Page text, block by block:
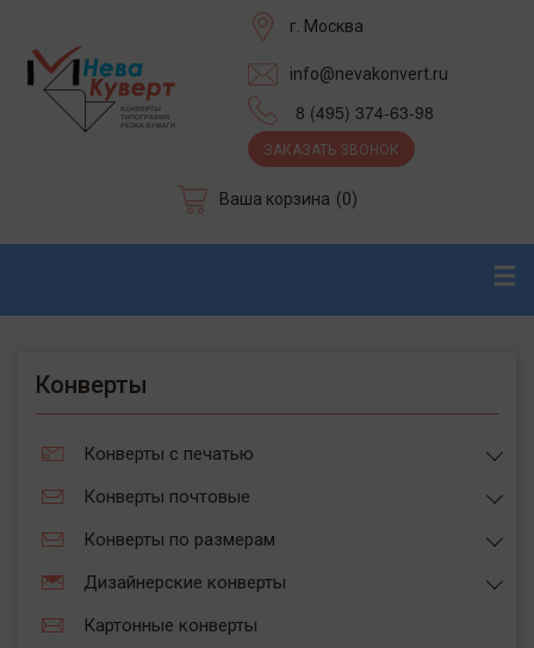
г. Москва
info@nevakonvert.ru
8 (495) 374-63-98
ЗАКАЗАТЬ ЗВОНОК
Ваша корзина (0)
☰
Конверты
Конверты с печатью
Конверты почтовые
Конверты по размерам
Дизайнерские конверты
Картонные конверты